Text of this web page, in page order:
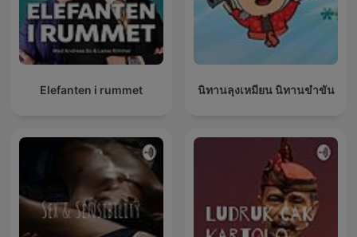
Elefanten i rummet นิทานลุงเหมียน นิทานขำขัน